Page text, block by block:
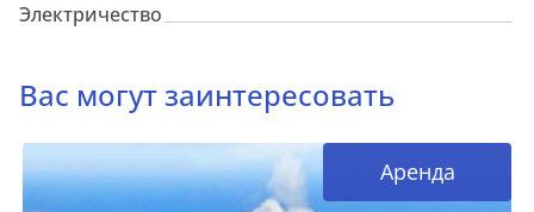
Электричество
Вас могут заинтересовать
Аренда